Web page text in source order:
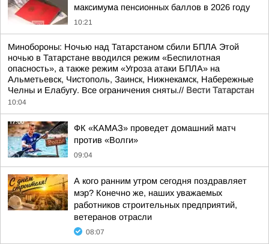
максимума пенсионных баллов в 2026 году
10:21
Минобороны: Ночью над Татарстаном сбили БПЛА Этой
ночью в Татарстане вводился режим «Беспилотная
опасность», а также режим «Угроза атаки БПЛА» на
Альметьевск, Чистополь, Заинск, Нижнекамск, Набережные
Челны и Елабугу. Все ограничения сняты.// Вести Татарстан
10:04
ФК «КАМАЗ» проведет домашний матч
против «Волги»
09:04
А кого ранним утром сегодня поздравляет
мэр? Конечно же, наших уважаемых
работников строительных предприятий,
ветеранов отрасли
08:07